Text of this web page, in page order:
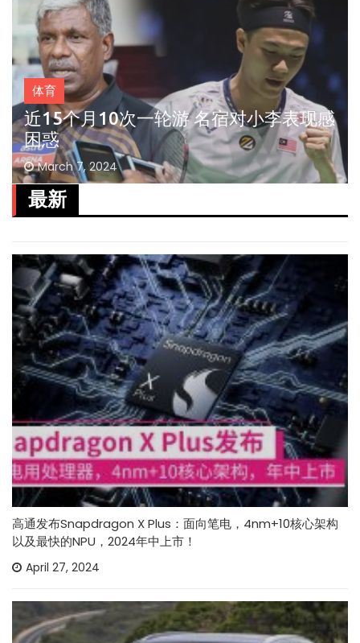
体育
近15个月10次一轮游 名宿对小李表现感
困惑
March 7, 2024
最新
高通发布Snapdragon X Plus：面向笔电，4nm+10核心架构
以及最快的NPU，2024年中上市！
April 27, 2024